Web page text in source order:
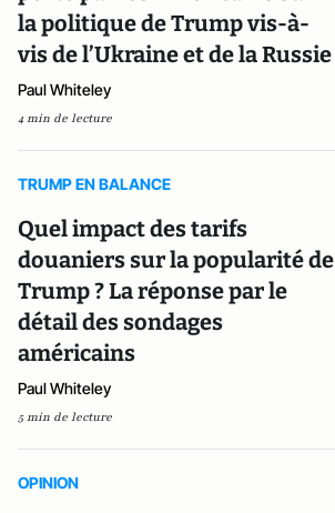
la politique de Trump vis-à-
vis de l’Ukraine et de la Russie
Paul Whiteley
4 min de lecture
TRUMP EN BALANCE
Quel impact des tarifs
douaniers sur la popularité de
Trump ? La réponse par le
détail des sondages
américains
Paul Whiteley
5 min de lecture
OPINION